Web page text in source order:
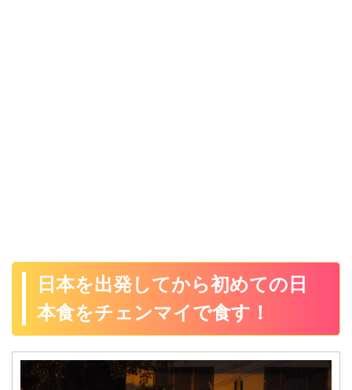
日本を出発してから初めての日
本食をチェンマイで食す！